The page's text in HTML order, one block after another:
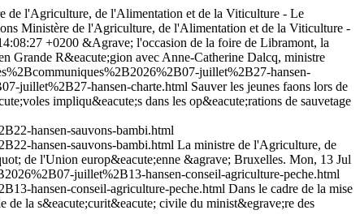
de l'Agriculture, de l'Alimentation et de la Viticulture - Le
Ministère de l'Agriculture, de l'Alimentation et de la Viticulture -
+0200 &Agrave; l'occasion de la foire de Libramont, la
Grande R&eacute;gion avec Anne-Catherine Dalcq, ministre
juillet%2B27-hansen-
juillet%2B27-hansen-charte.html Sauver les jeunes faons lors de
impliqu&eacute;s dans les op&eacute;rations de sauvetage
hansen-sauvons-bambi.html
hansen-sauvons-bambi.html La ministre de l'Agriculture, de
de l'Union europ&eacute;enne &agrave; Bruxelles. Mon, 13 Jul
juillet%2B13-hansen-conseil-agriculture-peche.html
hansen-conseil-agriculture-peche.html Dans le cadre de la mise
de la s&eacute;curit&eacute; civile du minist&egrave;re des